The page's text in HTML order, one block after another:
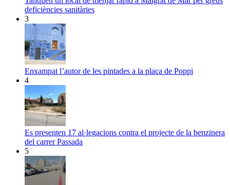
deficiències sanitàries
3
Enxampat l’autor de les pintades a la plaça de Poppi
4
Es presenten 17 al·legacions contra el projecte de la benzinera
del carrer Passada
5